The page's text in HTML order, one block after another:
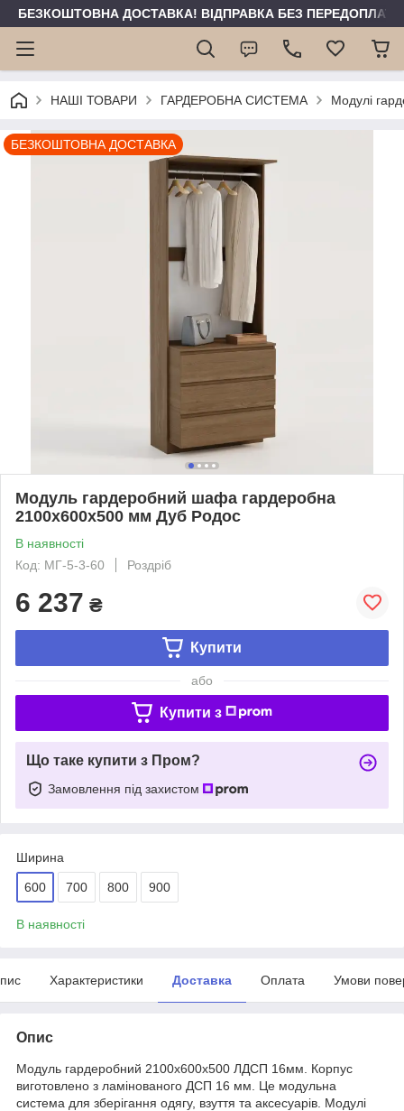
БЕЗКОШТОВНА ДОСТАВКА! ВІДПРАВКА БЕЗ ПЕРЕДОПЛАТИ
НАШІ ТОВАРИ ГАРДЕРОБНА СИСТЕМА Модулі
БЕЗКОШТОВНА ДОСТАВКА
Модуль гардеробний шафа гардеробна
2100х600х500 мм Дуб Родос
В наявності
Код: МГ-5-3-60
Роздріб
6 237 ₴
Купити
або
Купити з
Що таке купити з Пром?
Замовлення під захистом
Ширина
600 700 800 900
В наявності
Характеристики Доставка Оплата Умови
Опис
Модуль гардеробний 2100х600х500 ЛДСП 16мм. Корпус
виготовлено з ламінованого ДСП 16 мм. Це модульна
система для зберігання одягу, взуття та аксесуарів. Модулі